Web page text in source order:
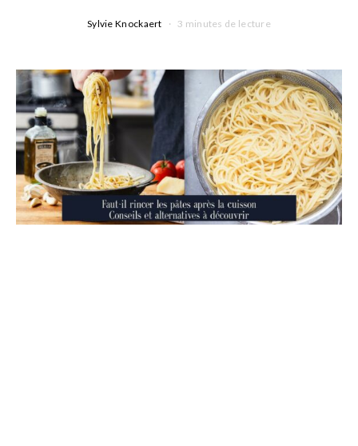
Sylvie Knockaert 3 minutes de lecture